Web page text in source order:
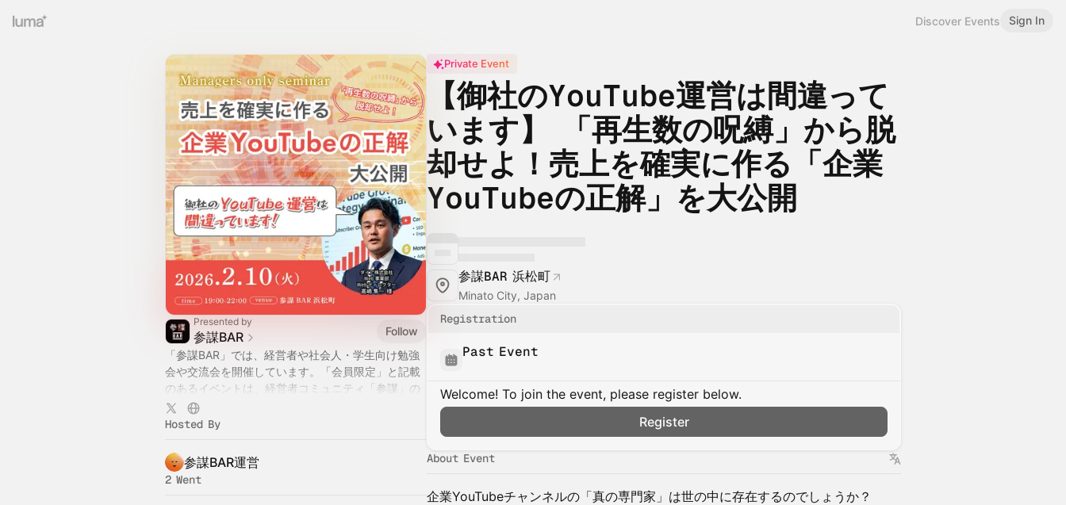
Discover Events Sign In
Presented by
参謀BAR
Follow
「参謀BAR」では、経営者や社会人・学生向け勉強
会や交流会を開催しています。「会員限定」と記載
のあるイベントは、経営者コミュニティ「参謀」の
会員様のみご参加いただけるイベントです。「一般
参加可」と記載のあるイベントは、各イベントに記
なたでもご参加いただけます。詳しくは ▶
https://bit.ly/3WRzcpr
Hosted By
参謀BAR運営
2 Went
Private Event
【御社のYouTube運営は間違って
います】 「再生数の呪縛」から脱
却せよ！売上を確実に作る「企業
YouTubeの正解」を大公開
参謀BAR 浜松町
Minato City, Japan
Registration
Past Event
Welcome! To join the event, please register below.
Register
About Event
企業YouTubeチャンネルの「真の専門家」は世の中に存在するのでしょうか？